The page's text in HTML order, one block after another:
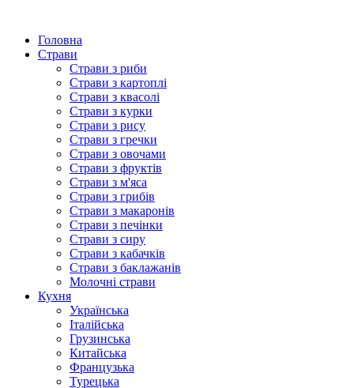
Головна
Страви
Страви з риби
Страви з картоплі
Страви з квасолі
Страви з курки
Страви з рису
Страви з гречки
Страви з овочами
Страви з фруктів
Страви з м'яса
Страви з грибів
Страви з макаронів
Страви з печінки
Страви з сиру
Страви з кабачків
Страви з баклажанів
Молочні страви
Кухня
Українська
Італійська
Грузинська
Китайська
Французька
Турецька